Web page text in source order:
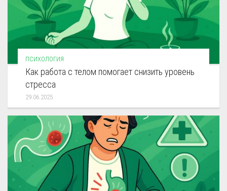
ПСИХОЛОГИЯ
Как работа с телом помогает снизить уровень
стресса
29.06.2025